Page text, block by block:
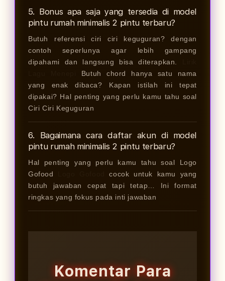
5. Bonus apa saja yang tersedia di model
pintu rumah minimalis 2 pintu terbaru?
Butuh referensi ciri ciri keguguran? dengan
contoh seperlunya agar lebih gampang
dipahami dan langsung bisa diterapkan.
Butuh chord hanya satu nama
yang enak dibaca? Kapan istilah ini tepat
dipakai? Hal penting yang perlu kamu tahu soal
Ciri Ciri Keguguran
6. Bagaimana cara daftar akun di model
pintu rumah minimalis 2 pintu terbaru?
Hal penting yang perlu kamu tahu soal Logo
Gofood
cocok untuk kamu yang
butuh jawaban cepat tapi tetap… Ini format
ringkas yang fokus pada inti jawaban
Komentar Para